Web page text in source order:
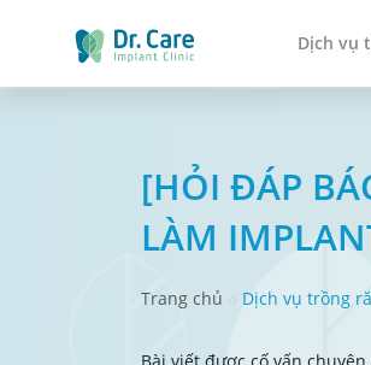
Dịch vụ
[HỎI ĐÁP
LÀM
Trang chủ Dịch vụ trồng